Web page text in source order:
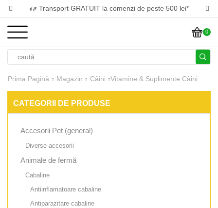
Transport GRATUIT la comenzi de peste 500 lei*
0
Prima Pagină Magazin Câini Vitamine & Suplimente Câini
CATEGORII DE PRODUSE
Accesorii Pet (general)
Diverse accesorii
Animale de fermă
Cabaline
Antiinflamatoare cabaline
Antiparazitare cabaline